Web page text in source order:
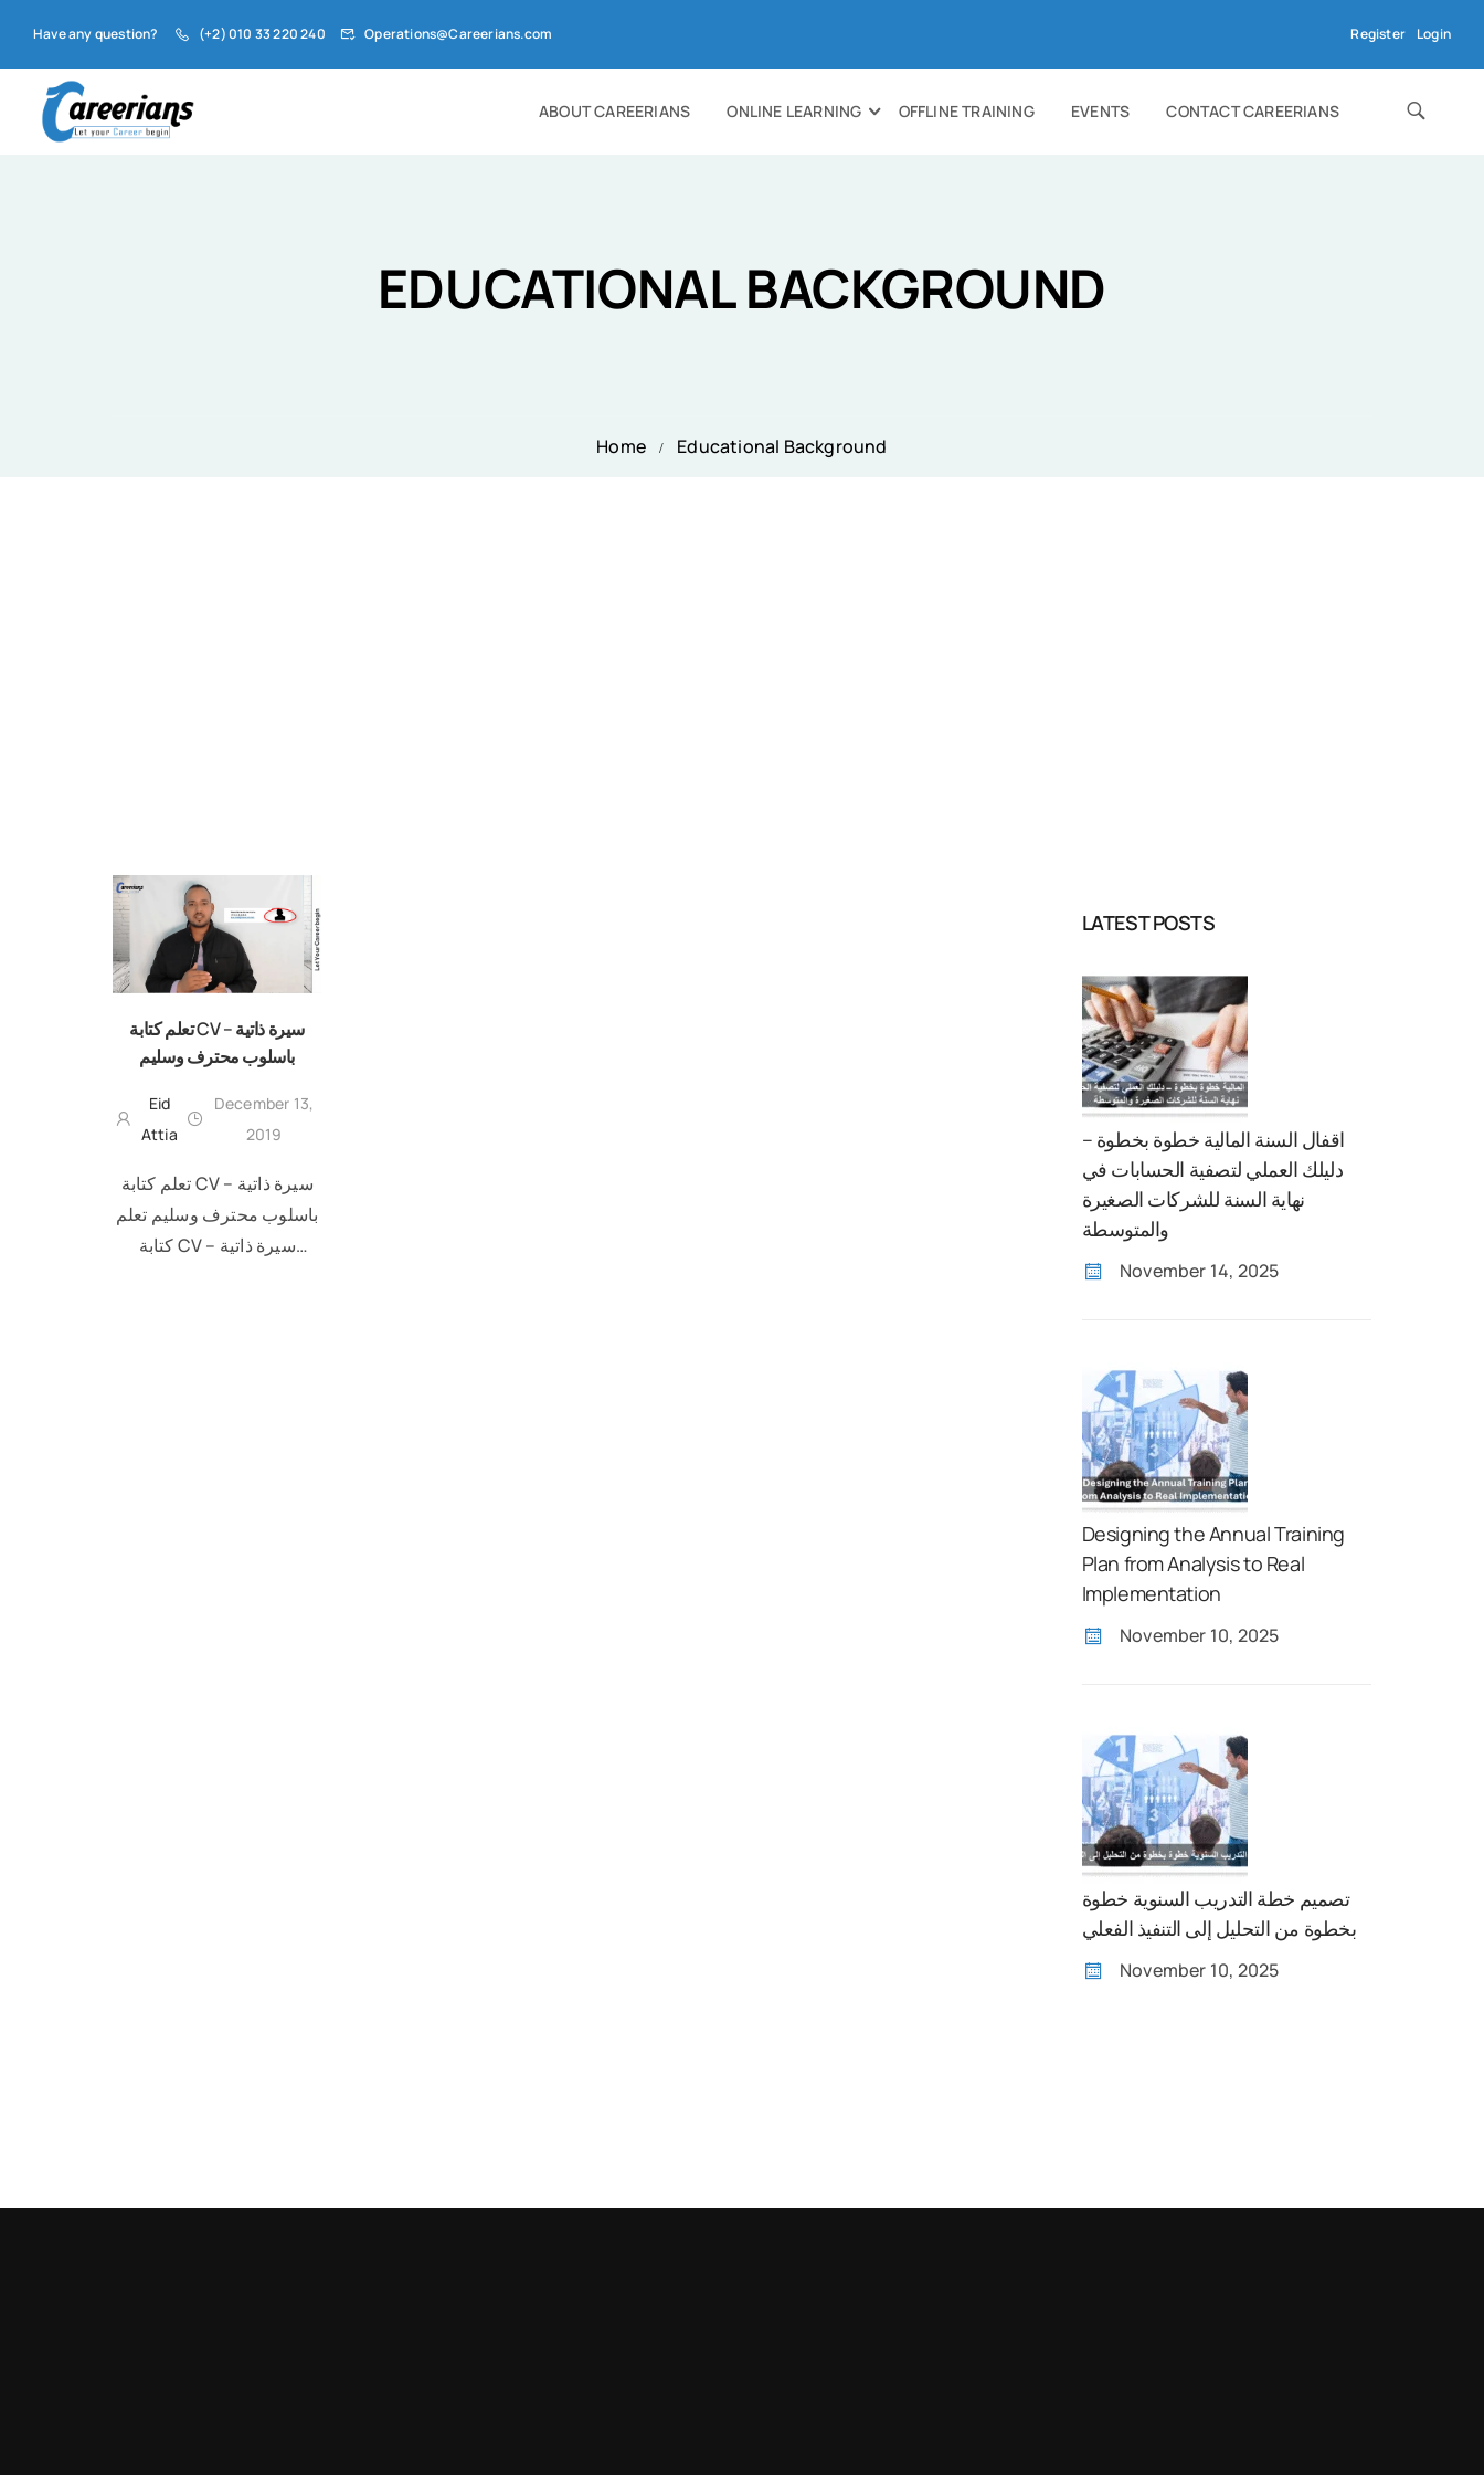
Have any question? (+2) 010 33 220 240 Operations@Careerians.com Register Login
ABOUT CAREERIANS ONLINE LEARNING OFFLINE TRAINING EVENTS CONTACT CAREERIANS
EDUCATIONAL BACKGROUND
Home Educational Background
تعلم كتابة CV – سيرة ذاتية
باسلوب محترف وسليم
Eid
Attia
December 13,
2019
تعلم كتابة CV – سيرة ذاتية
باسلوب محترف وسليم تعلم
كتابة CV – سيرة ذاتية
LATEST POSTS
اقفال السنة المالية خطوة بخطوة –
دليلك العملي لتصفية الحسابات في
نهاية السنة للشركات الصغيرة
والمتوسطة
November 14, 2025
Designing the Annual Training
Plan from Analysis to Real
Implementation
November 10, 2025
تصميم خطة التدريب السنوية خطوة
بخطوة من التحليل إلى التنفيذ الفعلي
November 10, 2025